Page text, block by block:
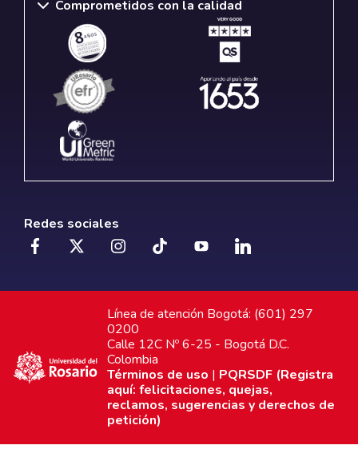
Comprometidos con la calidad
Redes sociales
Línea de atención Bogotá: (601) 297
0200
Calle 12C Nº 6-25 - Bogotá D.C.
Colombia
Términos de uso | PQRSDF (Registra
aquí: felicitaciones, quejas,
reclamos, sugerencias y derechos de
petición)